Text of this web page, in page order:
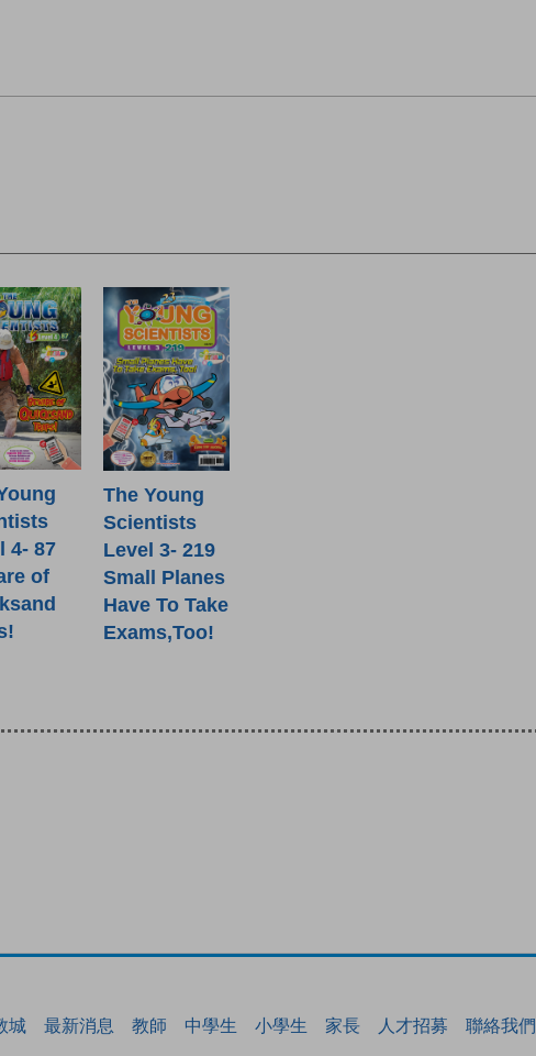
4- 87
of
The Young
Scientists
Level 3- 219
Small Planes
Have To Take
Exams,Too!
城 最新消息 教師 中學生 小學生 家長 人才招募 聯絡我們